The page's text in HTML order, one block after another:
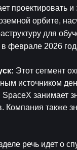
проектировать
орбите,
для
феврале 2026
Этот сегмент
источником
занимает
Компания также
речь идет о